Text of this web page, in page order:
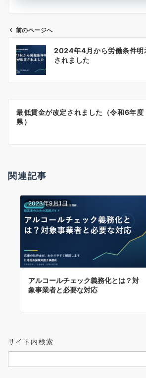
ン
前のページへ
2024年4月から労働条件明
されました
最低賃金が改定されました（令和6年度
県）
関連記事
2023年9月1日
アルコールチェック義務化とは？対
象事業者と必要な対応
サイト内検索